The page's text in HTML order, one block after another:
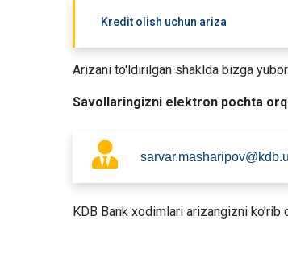
Kredit olish uchun ariza
Arizani to'ldirilgan shaklda bizga
Savollaringizni elektron pochta
KDB Bank xodimlari arizangizni